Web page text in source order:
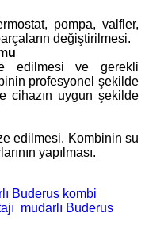
pompa, valfler,
değiştirilmesi.
edilmesi ve gerekli
profesyonel şekilde
cihazın uygun şekilde
edilmesi. Kombinin su
yapılması.
Buderus kombi
mudarlı Buderus